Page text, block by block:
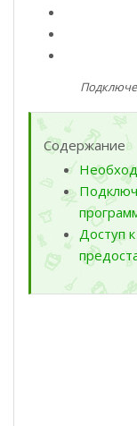
Содержание
Доступ